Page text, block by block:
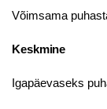
Võimsama
Keskmine
Igapäevaseks